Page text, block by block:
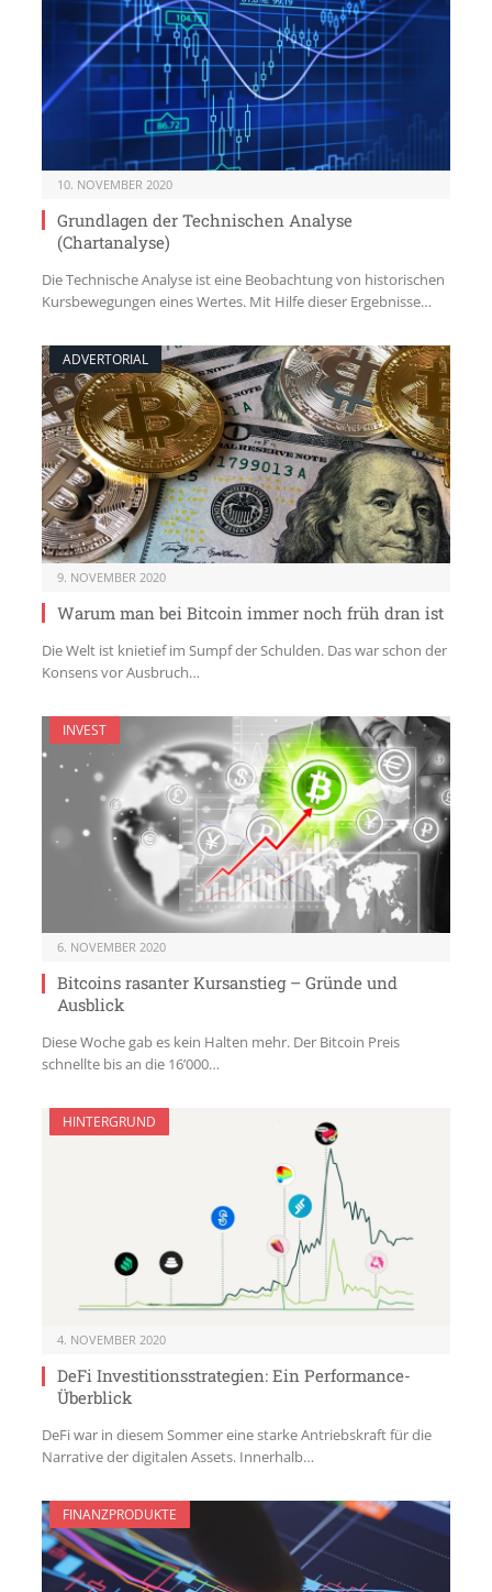
10. NOVEMBER 2020
Grundlagen der Technischen Analyse
(Chartanalyse)
Die Technische Analyse ist eine Beobachtung von historischen
Kursbewegungen eines Wertes. Mit Hilfe dieser Ergebnisse…
ADVERTORIAL
9. NOVEMBER 2020
Warum man bei Bitcoin immer noch früh dran ist
Die Welt ist knietief im Sumpf der Schulden. Das war schon der
Konsens vor Ausbruch…
INVEST
6. NOVEMBER 2020
Bitcoins rasanter Kursanstieg – Gründe und
Ausblick
Diese Woche gab es kein Halten mehr. Der Bitcoin Preis
schnellte bis an die 16’000…
HINTERGRUND
4. NOVEMBER 2020
DeFi Investitionsstrategien: Ein Performance-
Überblick
DeFi war in diesem Sommer eine starke Antriebskraft für die
Narrative der digitalen Assets. Innerhalb…
FINANZPRODUKTE